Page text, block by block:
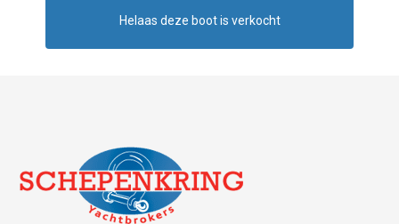
Helaas deze boot is verkocht